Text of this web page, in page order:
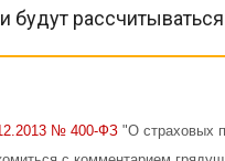
№ 400-ФЗ "О страховых